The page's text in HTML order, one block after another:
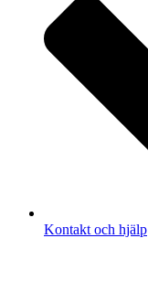
Kontakt och hjälp